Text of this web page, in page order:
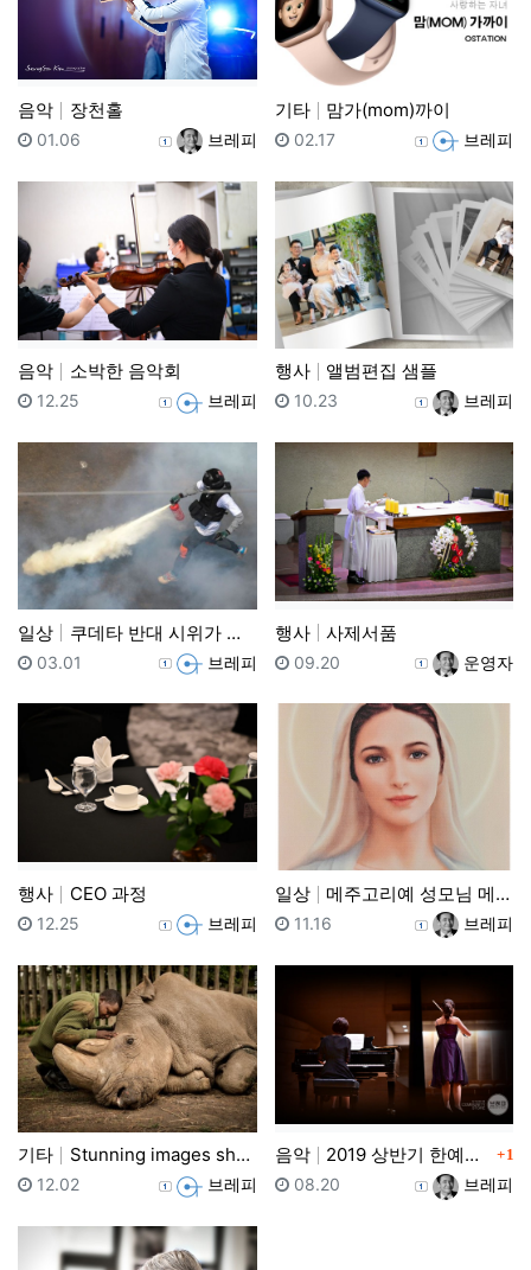
음악 장천홀
등록자브레피
등록일
01.06
기타 맘가(mom)까이
등록자 브레피
등록일
02.17
음악 소박한 음악회
등록자브레피
등록일
12.25
행사 앨범편집 샘플
등록자 브레피
등록일
10.23
일상 쿠데타 반대 시위가 가장 치열한 날 미얀마에서 최소 1…
등록자브레피
등록일
03.01
행사 사제서품
등록자 운영자
등록일
09.20
행사 CEO 과정
등록자브레피
등록일
12.25
일상 메주고리예 성모님 메시지
등록자 브레피
등록일
11.16
기타 Stunning images shortlisted fo…
등록자브레피
등록일
12.02
음악 2019 상반기 한예음 음악콩쿠르 수상자연주회 댓글
1
등록자 브레피
등록일
08.20